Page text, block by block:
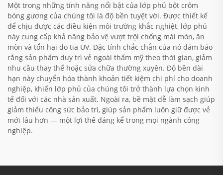
Một trong những tính năng nổi bật của lớp phủ bột crôm
bóng gương của chúng tôi là độ bền tuyệt vời. Được thiết kế
để chịu được các điều kiện môi trường khắc nghiệt, lớp phủ
này cung cấp khả năng bảo vệ vượt trội chống mài mòn, ăn
mòn và tổn hại do tia UV. Đặc tính chắc chắn của nó đảm bảo
rằng sản phẩm duy trì vẻ ngoài thẩm mỹ theo thời gian, giảm
nhu cầu thay thế hoặc sửa chữa thường xuyên. Độ bền dài
hạn này chuyển hóa thành khoản tiết kiệm chi phí cho doanh
nghiệp, khiến lớp phủ của chúng tôi trở thành lựa chọn kinh
tế đối với các nhà sản xuất. Ngoài ra, bề mặt dễ làm sạch giúp
giảm thiểu công sức bảo trì, giúp sản phẩm luôn giữ được vẻ
mới lâu hơn — một lợi thế đáng kể trong mọi ngành công
nghiệp.